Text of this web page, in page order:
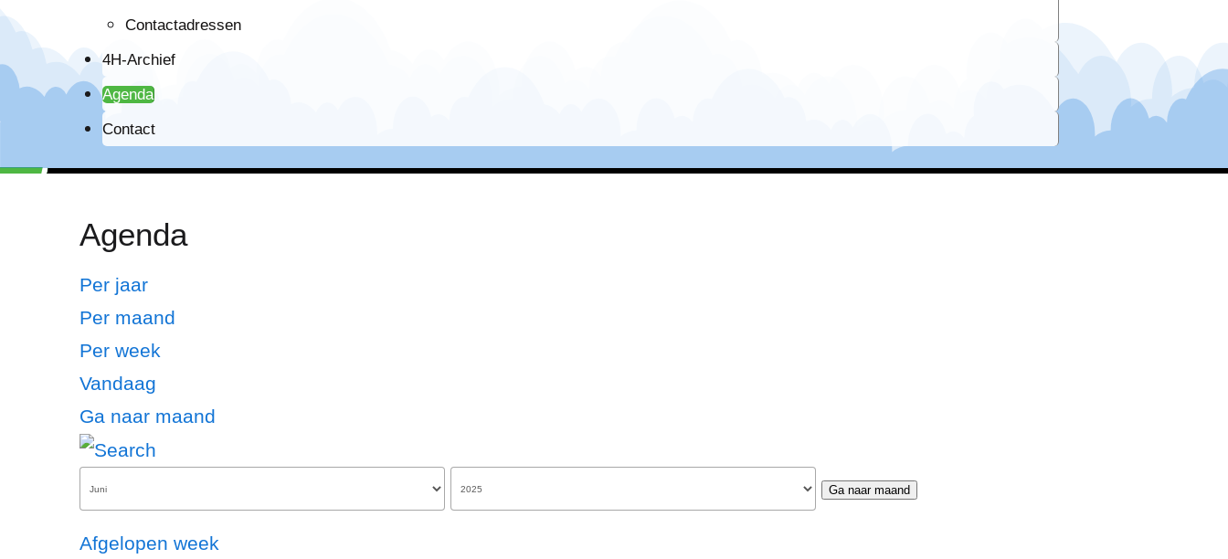
Contactadressen
4H-Archief
Agenda
Contact
Agenda
Per jaar
Per maand
Per week
Vandaag
Ga naar maand
Ga naar maand
Afgelopen week